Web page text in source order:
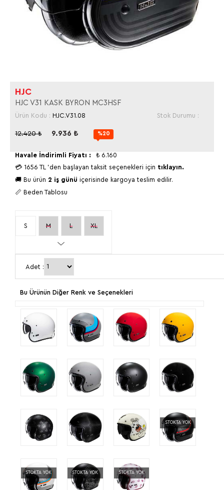
HJC
HJC V31 KASK BYRON MC3HSF
Ürün Kodu : HJC.V31.08 Stok Durumu :
12.420₺ 9.936 ₺ %20
Havale İndirimli Fiyatı : ₺ 6.160
💳 1656 TL 'den başlayan taksit seçenekleri için tıklayın.
🚚 Bu ürün 2 iş günü içerisinde kargoya teslim edilir.
📏 Beden Tablosu
S M L XL
Adet :
Bu Ürünün Diğer Renk ve Seçenekleri
STOKTA YOK
STOKTA YOK STOKTA YOK STOKTA YOK